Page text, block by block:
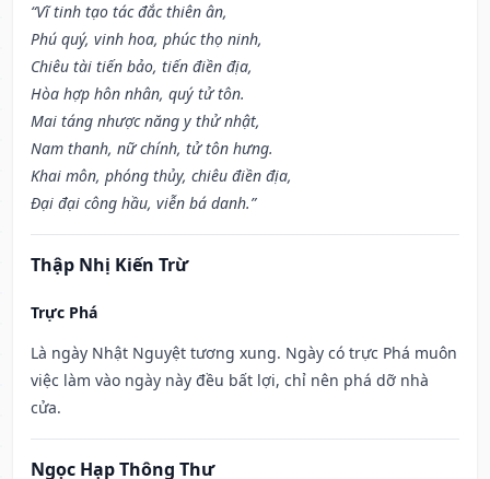
“Vĩ tinh tạo tác đắc thiên ân,
Phú quý, vinh hoa, phúc thọ ninh,
Chiêu tài tiến bảo, tiến điền địa,
Hòa hợp hôn nhân, quý tử tôn.
Mai táng nhược năng y thử nhật,
Nam thanh, nữ chính, tử tôn hưng.
Khai môn, phóng thủy, chiêu điền địa,
Đại đại công hầu, viễn bá danh.”
Thập Nhị Kiến Trừ
Trực Phá
Là ngày Nhật Nguyệt tương xung. Ngày có trực Phá muôn
việc làm vào ngày này đều bất lợi, chỉ nên phá dỡ nhà
cửa.
Ngọc Hạp Thông Thư